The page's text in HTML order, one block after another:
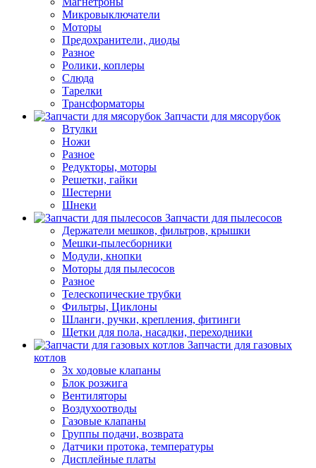
Микровыключатели
Моторы
Предохранители, диоды
Разное
Ролики, коплеры
Слюда
Тарелки
Трансформаторы
Запчасти для мясорубок
Втулки
Ножи
Разное
Редукторы, моторы
Решетки, гайки
Шестерни
Шнеки
Запчасти для пылесосов
Держатели мешков, фильтров, крышки
Мешки-пылесборники
Модули, кнопки
Моторы для пылесосов
Разное
Телескопические трубки
Фильтры, Циклоны
Шланги, ручки, крепления, фитинги
Щетки для пола, насадки, переходники
Запчасти для газовых
котлов
3х ходовые клапаны
Блок розжига
Вентиляторы
Воздухоотводы
Газовые клапаны
Группы подачи, возврата
Датчики протока, температуры
Дисплейные платы